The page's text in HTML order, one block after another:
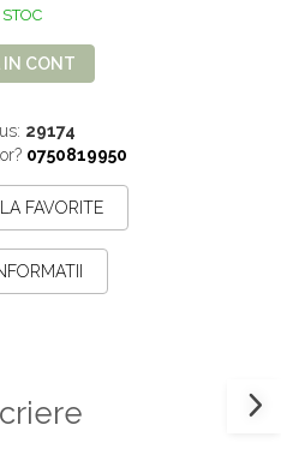
IN CONT
29174
0750819950
FAVORITE